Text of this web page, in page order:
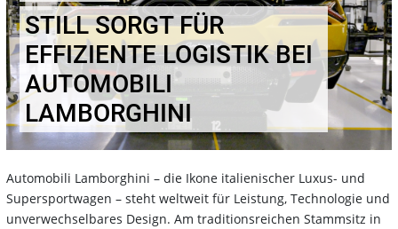
STILL SORGT FÜR
EFFIZIENTE LOGISTIK BEI
AUTOMOBILI
LAMBORGHINI
Automobili Lamborghini – die Ikone italienischer Luxus- und
Supersportwagen – steht weltweit für Leistung, Technologie und
unverwechselbares Design. Am traditionsreichen Stammsitz in